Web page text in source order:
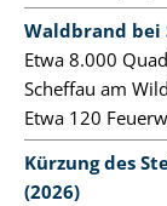
Waldbrand bei
Etwa 8.000
Scheffau am
Etwa 120
Kürzung des
(2026)